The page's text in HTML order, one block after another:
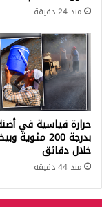
منذ 24 دقيقة
حرارة قياسية في
بدرجة 200
خلال دقائق
منذ 44 دقيقة